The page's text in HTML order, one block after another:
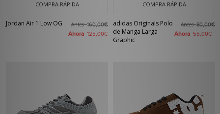
COMPRA RÁPIDA
Jordan Air 1 Low OG Antes160,00€
Ahora 125,00€
COMPRA RÁPIDA
adidas Originals Polo
de Manga Larga
Graphic
Antes80,00€
Ahora 55,00€